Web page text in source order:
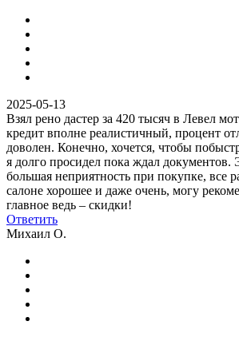
2025-05-13
Взял рено дастер за 420 тысяч в Левел
кредит вполне реалистичный, процент
доволен. Конечно, хочется, чтобы
я долго просидел пока ждал документов.
большая неприятность при покупке, все
салоне хорошее и даже очень, могу
главное ведь – скидки!
Ответить
Михаил О.